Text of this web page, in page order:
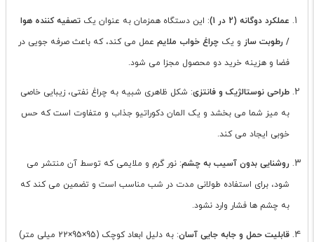
عملکرد دوگانه (2 در 1) : این دستگاه همزمان به عنوان یک تصفیه کننده هوا
/ رطوبت ساز و یک چراغ خواب ملایم عمل می کند، که باعث صرفه جویی در
فضا و هزینه خرید دو محصول مجزا می شود.
طراحی نوستالژیک و فانتزی: شکل ظاهری شبیه به چراغ نفتی، زیبایی خاصی
به میز شما می بخشد و یک المان دکوراتیو جذاب و متفاوت است که حس
خوبی ایجاد می کند.
روشنایی بدون آسیب به چشم: نور گرم و ملایمی که توسط آن منتشر می
شود، برای استفاده طولانی مدت در شب مناسب است و تضمین می کند که
به چشم ها فشار وارد نشود.
قابلیت حمل و جابه جایی آسان: به دلیل ابعاد کوچک (95
×
95
×
22 میلی متر)